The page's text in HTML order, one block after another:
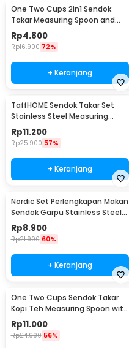
One Two Cups 2in1 Sendok
Takar Measuring Spoon and
Coffee Tamper - G1120
Rp4.800
Rp16.900 72%
+ Keranjang
TaffHOME Sendok Takar Set
Stainless Steel Measuring
Spoon 5 PCS - S300
Rp11.200
Rp25.900 57%
+ Keranjang
Nordic Set Perlengkapan Makan
Sendok Garpu Stainless Steel
Cutlery Set - XS-B014
Rp8.900
Rp21.900 60%
+ Keranjang
One Two Cups Sendok Takar
Kopi Teh Measuring Spoon with
Clip - G166
Rp11.000
Rp24.900 56%